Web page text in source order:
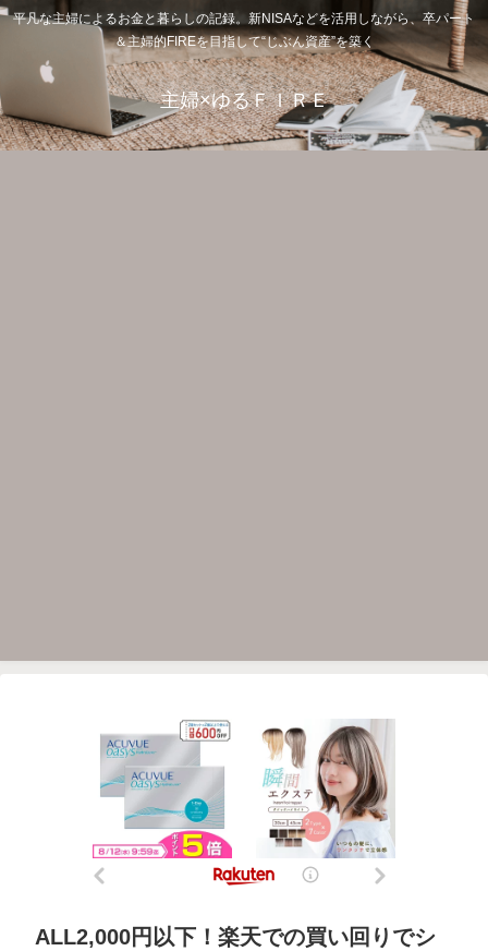
平凡な主婦によるお金と暮らしの記録。新NISAなどを活用しながら、卒パート
＆主婦的FIREを目指して“じぶん資産”を築く
主婦×ゆるＦＩＲＥ
ALL2,000円以下！楽天での買い回りでシ